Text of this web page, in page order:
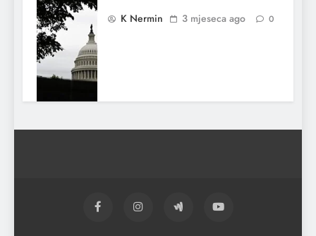
K Nermin 3 mjeseca ago 0
El Nino utiče na živote stotina miliona